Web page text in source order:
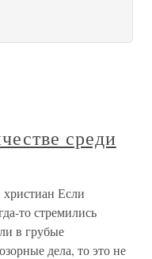
среди
христиан Если
то стремились
в грубые
дела, то это не